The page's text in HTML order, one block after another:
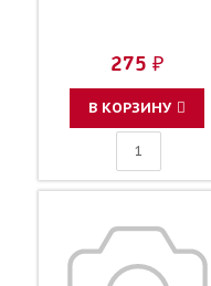
275 ₽
В КОРЗИНУ